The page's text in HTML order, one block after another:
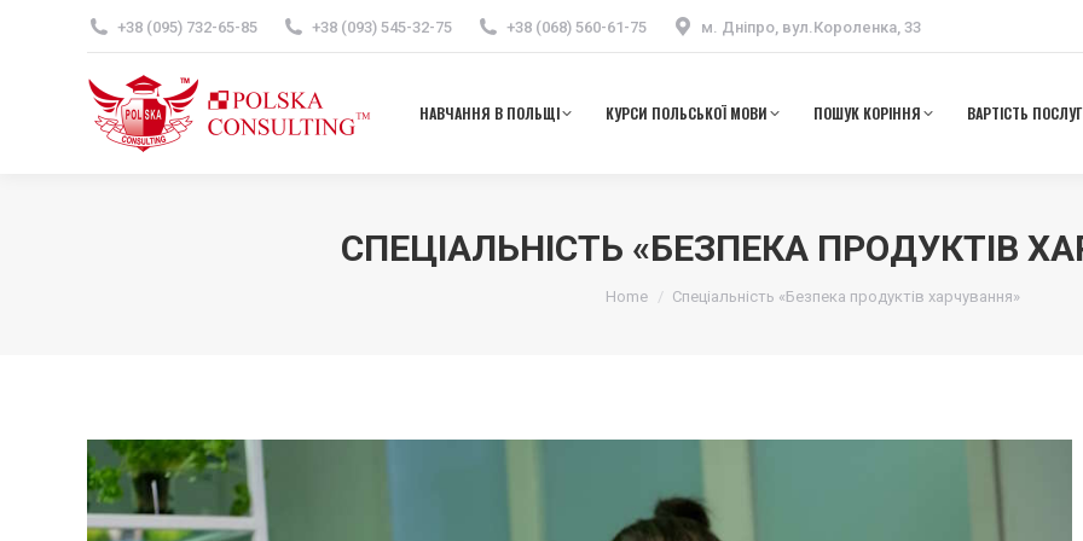
+38 (095) 732-65-85 +38 (093) 545-32-75 +38 (068) 560-61-75 м. Дніпро, вул.Короленка, 33
НАВЧАННЯ В ПОЛЬЩІ КУРСИ ПОЛЬСЬКОЇ МОВИ ПОШУК КОРІННЯ ВАРТІСТЬ ПОСЛУГ
СПЕЦІАЛЬНІСТЬ «БЕЗПЕКА ПРОДУКТІВ
Ви тут:
Home Спеціальність «Безпека продуктів харчування»